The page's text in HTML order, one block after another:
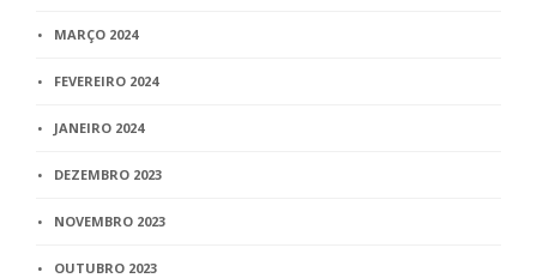
MARÇO 2024
FEVEREIRO 2024
JANEIRO 2024
DEZEMBRO 2023
NOVEMBRO 2023
OUTUBRO 2023